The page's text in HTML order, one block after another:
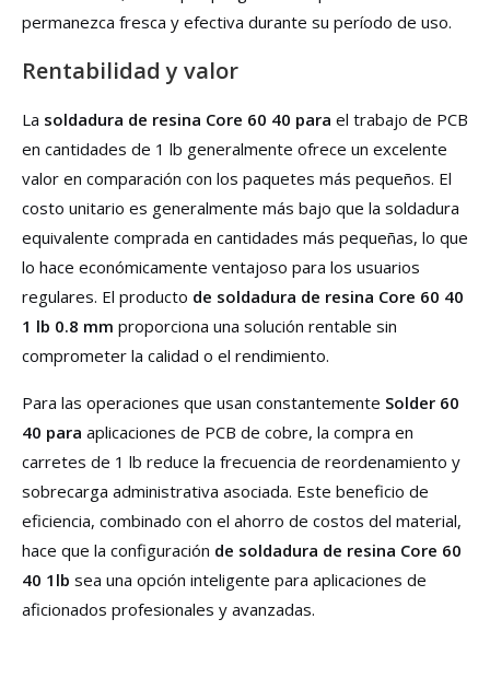
permanezca fresca y efectiva durante su período de uso.
Rentabilidad y valor
La soldadura de resina Core 60 40 para el trabajo de PCB
en cantidades de 1 lb generalmente ofrece un excelente
valor en comparación con los paquetes más pequeños. El
costo unitario es generalmente más bajo que la soldadura
equivalente comprada en cantidades más pequeñas, lo que
lo hace económicamente ventajoso para los usuarios
regulares. El producto de soldadura de resina Core 60 40
1 lb 0.8 mm proporciona una solución rentable sin
comprometer la calidad o el rendimiento.
Para las operaciones que usan constantemente Solder 60
40 para aplicaciones de PCB de cobre, la compra en
carretes de 1 lb reduce la frecuencia de reordenamiento y
sobrecarga administrativa asociada. Este beneficio de
eficiencia, combinado con el ahorro de costos del material,
hace que la configuración de soldadura de resina Core 60
40 1lb sea una opción inteligente para aplicaciones de
aficionados profesionales y avanzadas.